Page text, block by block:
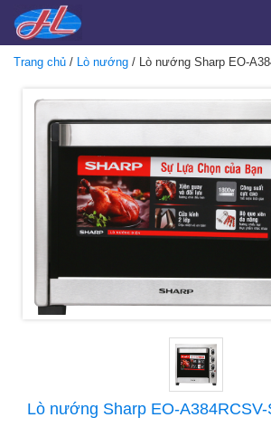
Trang chủ / Lò nướng / Lò nướng Sharp EO-
Lò nướng Sharp EO-